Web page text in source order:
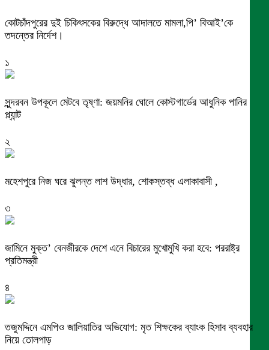
কোটচাঁদপুরের দুই চিকিৎসকের বিরুদ্ধে আদালতে মামলা,পি’ বিআই’কে
তদন্তের নির্দেশ।
১
সুন্দরবন উপকূলে মেটবে তৃষ্ণা: জয়মনির ঘোলে কোস্টগার্ডের আধুনিক পানির
প্ল্যান্ট
২
মহেশপুরে নিজ ঘরে ঝুলন্ত লাশ উদ্ধার, শোকস্তব্ধ এলাকাবাসী ,
৩
জামিনে মুক্ত’ বেনজীরকে দেশে এনে বিচারের মুখোমুখি করা হবে: পররাষ্ট্র
প্রতিমন্ত্রী
৪
তজুমদ্দিনে এমপিও জালিয়াতির অভিযোগ: মৃত শিক্ষকের ব্যাংক হিসাব ব্যবহার
নিয়ে তোলপাড়